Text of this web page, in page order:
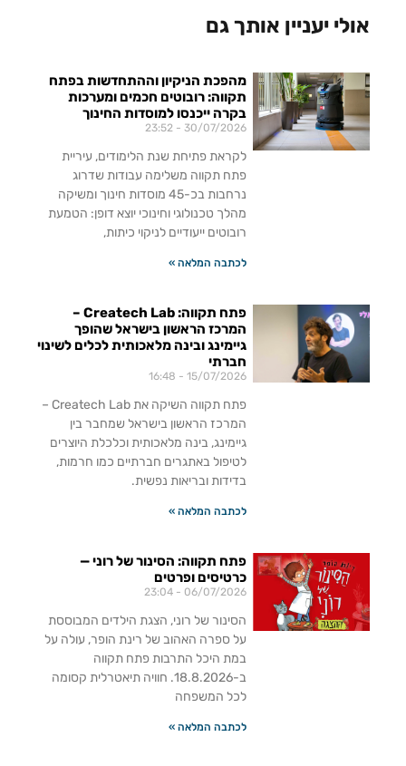
אולי יעניין אותך גם
מהפכת הניקיון וההתחדשות בפתח
תקווה: רובוטים חכמים ומערכות
בקרה ייכנסו למוסדות החינוך
30/07/2026
לקראת פתיחת שנת הלימודים, עיריית
פתח תקווה משלימה עבודות שדרוג
נרחבות בכ-45 מוסדות חינוך ומשיקה
מהלך טכנולוגי וחינוכי יוצא דופן: הטמעת
רובוטים ייעודיים לניקוי כיתות,
לכתבה המלאה »
פתח תקווה: Createch Lab –
המרכז הראשון בישראל שהופך
גיימינג ובינה מלאכותית לכלים לשינוי
חברתי
15/07/2026
פתח תקווה השיקה את Createch Lab –
המרכז הראשון בישראל שמחבר בין
גיימינג, בינה מלאכותית וכלכלת היוצרים
לטיפול באתגרים חברתיים כמו חרמות,
בדידות ובריאות נפשית.
לכתבה המלאה »
פתח תקווה: הסינור של רוני —
כרטיסים ופרטים
06/07/2026
הסינור של רוני, הצגת הילדים המבוססת
על ספרה האהוב של רינת הופר, עולה על
במת היכל התרבות פתח תקווה
ב-18.8.2026. חוויה תיאטרלית קסומה
לכל המשפחה
לכתבה המלאה »